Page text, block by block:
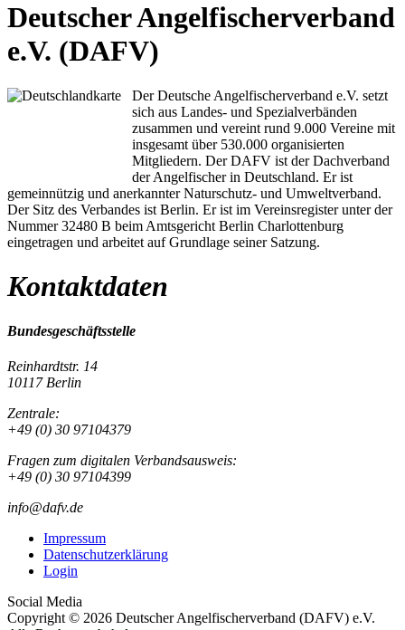
Deutscher Angelfischerverband
e.V. (DAFV)
Der Deutsche Angelfischerverband e.V. setzt
sich aus Landes- und Spezialverbänden
zusammen und vereint rund 9.000 Vereine mit
insgesamt über 530.000 organisierten
Mitgliedern. Der DAFV ist der Dachverband
der Angelfischer in Deutschland. Er ist
gemeinnützig und anerkannter Naturschutz- und Umweltverband.
Der Sitz des Verbandes ist Berlin. Er ist im Vereinsregister unter der
Nummer 32480 B beim Amtsgericht Berlin Charlottenburg
eingetragen und arbeitet auf Grundlage seiner Satzung.
Kontaktdaten
Bundesgeschäftsstelle
Reinhardtstr. 14
10117 Berlin
Zentrale:
+49 (0) 30 97104379
Fragen zum digitalen Verbandsausweis:
+49 (0) 30 97104399
info@dafv.de
Impressum
Datenschutzerklärung
Login
Social Media
Copyright © 2026 Deutscher Angelfischerverband (DAFV) e.V.